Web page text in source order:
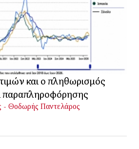
και ο πληθωρισμός
παραπληροφόρησης
- Θοδωρής Παντελάρος